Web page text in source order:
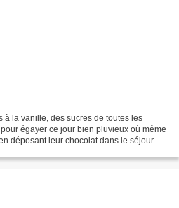
à la vanille, des sucres de toutes les
égayer ce jour bien pluvieux où même
déposant leur chocolat dans le séjour.